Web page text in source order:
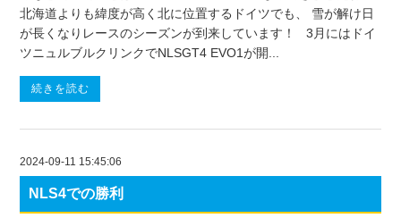
北海道よりも緯度が高く北に位置するドイツでも、 雪が解け日
が長くなりレースのシーズンが到来しています！ 3月にはドイ
ツニュルブルクリンクでNLSGT4 EVO1が開...
続きを読む
2024-09-11 15:45:06
NLS4での勝利